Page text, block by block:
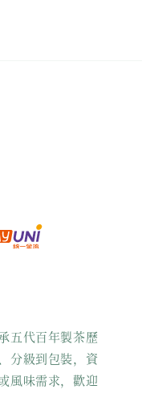
五代百年製茶歷
分級到包裝，資
風味需求，歡迎